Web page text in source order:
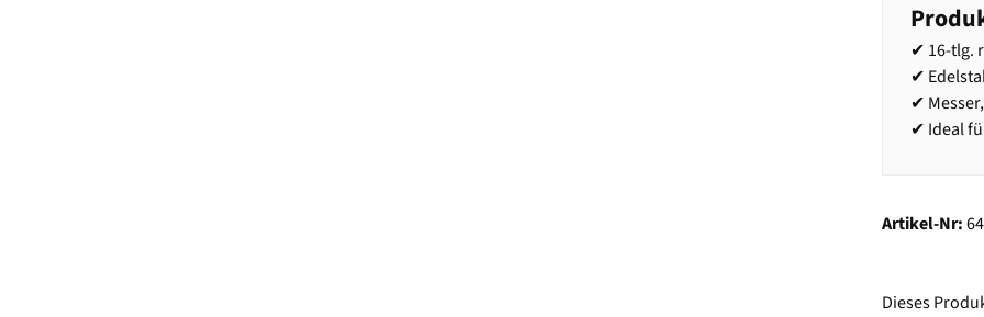
✔ 16-tlg.
✔
✔
✔ Ideal
Artikel-Nr:
Dieses